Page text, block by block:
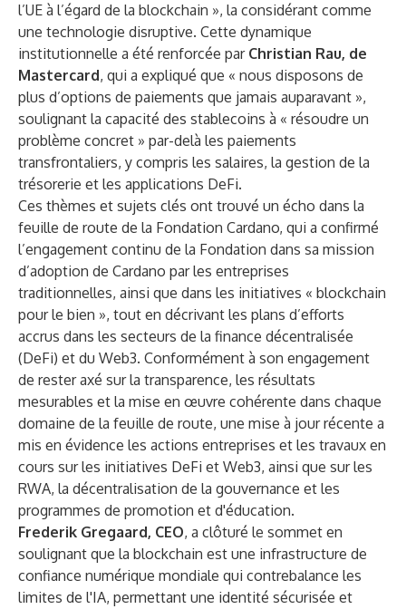
l’UE à l’égard de la blockchain », la considérant comme
une technologie disruptive. Cette dynamique
institutionnelle a été renforcée par Christian Rau, de
Mastercard, qui a expliqué que « nous disposons de
plus d’options de paiements que jamais auparavant »,
soulignant la capacité des stablecoins à « résoudre un
problème concret » par-delà les paiements
transfrontaliers, y compris les salaires, la gestion de la
trésorerie et les applications DeFi.
Ces thèmes et sujets clés ont trouvé un écho dans la
feuille de route de la Fondation Cardano, qui a confirmé
l’engagement continu de la Fondation dans sa mission
d’adoption de Cardano par les entreprises
traditionnelles, ainsi que dans les initiatives « blockchain
pour le bien », tout en décrivant les plans d’efforts
accrus dans les secteurs de la finance décentralisée
(DeFi) et du Web3. Conformément à son engagement
de rester axé sur la transparence, les résultats
mesurables et la mise en œuvre cohérente dans chaque
domaine de la feuille de route, une mise à jour récente a
mis en évidence les actions entreprises et les travaux en
cours sur les initiatives DeFi et Web3, ainsi que sur les
RWA, la décentralisation de la gouvernance et les
programmes de promotion et d'éducation.
Frederik Gregaard, CEO, a clôturé le sommet en
soulignant que la blockchain est une infrastructure de
confiance numérique mondiale qui contrebalance les
limites de l'IA, permettant une identité sécurisée et